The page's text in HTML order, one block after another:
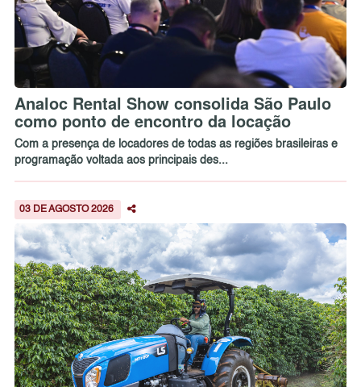
Analoc Rental Show consolida São Paulo
como ponto de encontro da locação
Com a presença de locadores de todas as regiões brasileiras e
programação voltada aos principais des...
03 DE AGOSTO 2026